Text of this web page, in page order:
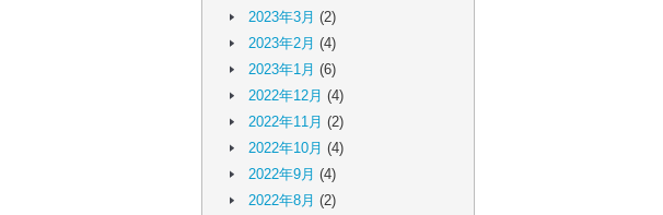
2023年3月 (2)
2023年2月 (4)
2023年1月 (6)
2022年12月 (4)
2022年11月 (2)
2022年10月 (4)
2022年9月 (4)
2022年8月 (2)